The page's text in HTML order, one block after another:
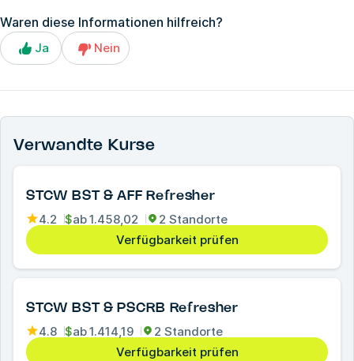
Waren diese Informationen hilfreich?
Ja Nein
Verwandte Kurse
STCW BST & AFF Refresher
4.2 $ab1.458,02
2 Standorte
Verfügbarkeit prüfen
STCW BST & PSCRB Refresher
4.8 $ab1.414,19
2 Standorte
Verfügbarkeit prüfen